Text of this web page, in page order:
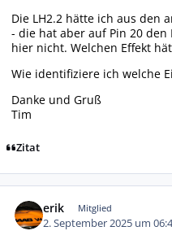
Die LH2.2 hätte ich aus den
- die hat aber auf Pin 20 den
hier nicht. Welchen Effekt
Wie identifiziere ich welche
Danke und Gruß
Tim
Zitat
erik Mitglied
2. September 2025 um